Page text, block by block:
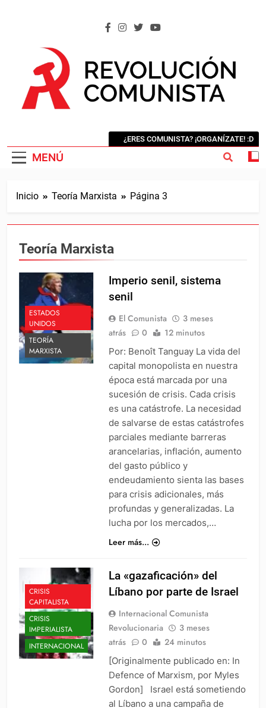
MENÚ
¿ERES COMUNISTA? ¡ORGANÍZATE! :D
Inicio Teoría Marxista Página 3
Teoría Marxista
ESTADOS
UNIDOS
TEORÍA
MARXISTA
Imperio senil, sistema
senil
El Comunista
3 meses
atrás
0 12 minutos
Por: Benoît Tanguay La vida del
capital monopolista en nuestra
época está marcada por una
sucesión de crisis. Cada crisis
es una catástrofe. La necesidad
de salvarse de estas catástrofes
parciales mediante barreras
arancelarias, inflación, aumento
del gasto público y
endeudamiento sienta las bases
para crisis adicionales, más
profundas y generalizadas. La
lucha por los mercados,…
Leer más...
CRISIS
CAPITALISTA
CRISIS
IMPERIALISTA
INTERNACIONAL
La «gazaficación» del
Líbano por parte de Israel
Internacional Comunista
Revolucionaria
3 meses
atrás
0 24 minutos
[Originalmente publicado en: In
Defence of Marxism, por Myles
Gordon] Israel está sometiendo
al Líbano a una campaña de